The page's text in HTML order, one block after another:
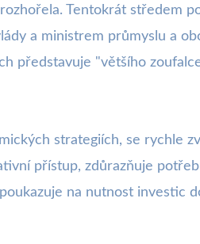
Tentokrát středem
a ministrem průmyslu a
představuje "většího
strategiích, se rychle
přístup, zdůrazňuje
na nutnost investic